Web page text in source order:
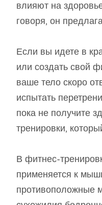
влияют на
говоря, он
Если вы идете в
или создать свой
ваше тело скоро
испытать
пока не получите
тренировки,
В фитнес-
применяется к
противоположные